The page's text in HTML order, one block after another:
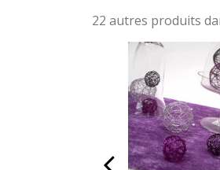
22 autres produits